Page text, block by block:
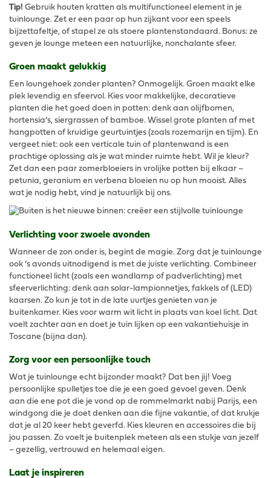
Tip! Gebruik houten kratten als multifunctioneel element in je
tuinlounge. Zet er een paar op hun zijkant voor een speels
bijzettafeltje, of stapel ze als stoere plantenstandaard. Bonus: ze
geven je lounge meteen een natuurlijke, nonchalante sfeer.
Groen maakt gelukkig
Een loungehoek zonder planten? Onmogelijk. Groen maakt elke
plek levendig en sfeervol. Kies voor makkelijke, decoratieve
planten die het goed doen in potten: denk aan olijfbomen,
hortensia’s, siergrassen of bamboe. Wissel grote planten af met
hangpotten of kruidige geurtuintjes (zoals rozemarijn en tijm). En
vergeet niet: ook een verticale tuin of plantenwand is een
prachtige oplossing als je wat minder ruimte hebt. Wil je kleur?
Zet dan een paar zomerbloeiers in vrolijke potten bij elkaar –
petunia, geranium en verbena bloeien nu op hun mooist. Alles
wat je nodig hebt, vind je natuurlijk bij ons.
Verlichting voor zwoele avonden
Wanneer de zon onder is, begint de magie. Zorg dat je tuinlounge
ook ’s avonds uitnodigend is met de juiste verlichting. Combineer
functioneel licht (zoals een wandlamp of padverlichting) met
sfeerverlichting: denk aan solar-lampionnetjes, fakkels of (LED)
kaarsen. Zo kun je tot in de late uurtjes genieten van je
buitenkamer. Kies voor warm wit licht in plaats van koel licht. Dat
voelt zachter aan en doet je tuin lijken op een vakantiehuisje in
Toscane (bijna dan).
Zorg voor een persoonlijke touch
Wat je tuinlounge echt bijzonder maakt? Dat ben jij! Voeg
persoonlijke spulletjes toe die je een goed gevoel geven. Denk
aan die ene pot die je vond op de rommelmarkt nabij Parijs, een
windgong die je doet denken aan die fijne vakantie, of dat krukje
dat je al 20 keer hebt geverfd. Kies kleuren en accessoires die bij
jou passen. Zo voelt je buitenplek meteen als een stukje van jezelf
– gezellig, vertrouwd en helemaal eigen.
Laat je inspireren